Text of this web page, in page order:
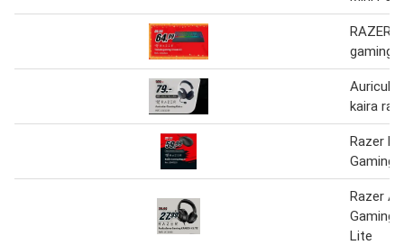
RAZER
gaming
kaira
Razer
Gaming
Razer
Gaming
Lite